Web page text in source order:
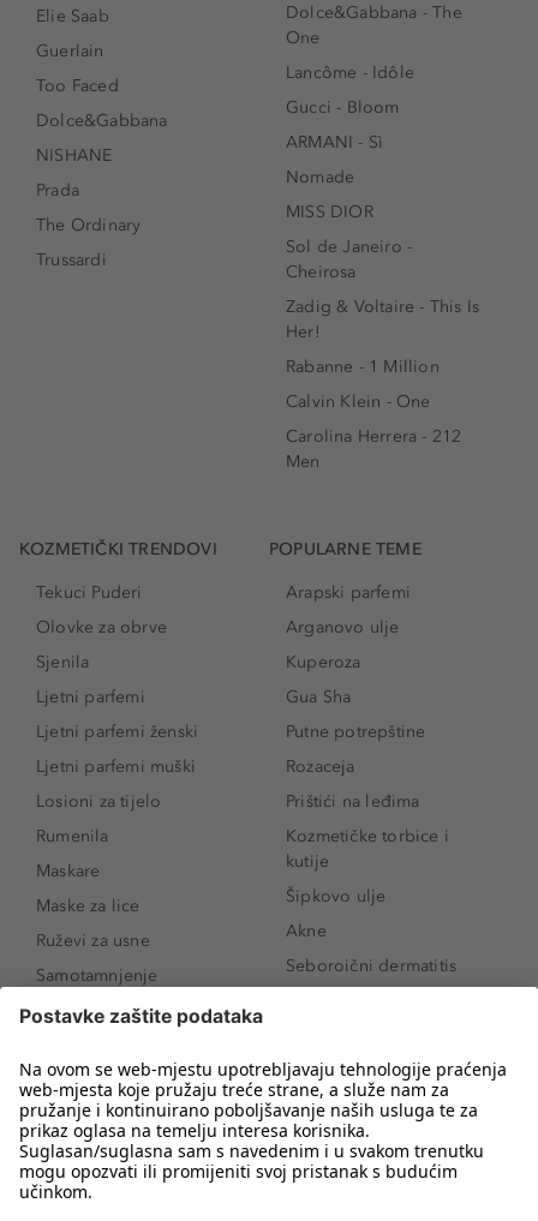
Elie Saab
Guerlain
Too Faced
Dolce&Gabbana
NISHANE
Prada
The Ordinary
Trussardi
Dolce&Gabbana - The
One
Lancôme - Idôle
Gucci - Bloom
ARMANI - Sì
Nomade
MISS DIOR
Sol de Janeiro -
Cheirosa
Zadig & Voltaire - This Is
Her!
Rabanne - 1 Million
Calvin Klein - One
Carolina Herrera - 212
Men
KOZMETIČKI TRENDOVI
Tekuci Puderi
Olovke za obrve
Sjenila
Ljetni parfemi
Ljetni parfemi ženski
Ljetni parfemi muški
Losioni za tijelo
Rumenila
Maskare
Maske za lice
Ruževi za usne
Samotamnjenje
Puderi
Proizvodi za obrve
Sunce i zaštita
Serumi za lice
Proizvodi za čišćenje lica
POPULARNE TEME
Arapski parfemi
Arganovo ulje
Kuperoza
Gua Sha
Putne potrepštine
Rozaceja
Prištići na leđima
Kozmetičke torbice i
kutije
Šipkovo ulje
Akne
Seboroični dermatitis
Novo
Koji mi parfem
odgovara?
Kako našminkati oči da